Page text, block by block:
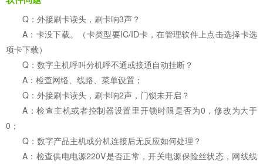
Q：外接刷卡读头，刷卡响3声？
A：卡没下载。（卡类型要IC/ID卡，在管理软件上点击选择卡选
项卡下载）
Q：数字主机呼叫分机呼不通或接通自动挂断？
A：检查网络、线路、菜单设置；
Q：外接刷卡读头，刷卡响2声，门锁未开启？
A：检查主机或者控制器设置里开锁时限是否为0，修改为大于
0；
Q：数字产品主机或分机连接后无反应如何处理？
A：检查供电电源220V是否正常，开关电源保险丝状态，网线线